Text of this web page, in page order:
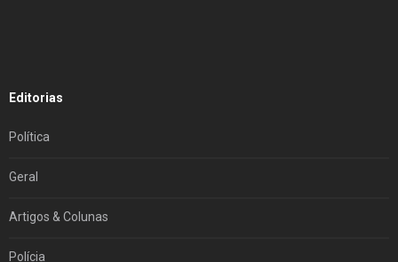
Editorias
Política
Geral
Artigos & Colunas
Polícia